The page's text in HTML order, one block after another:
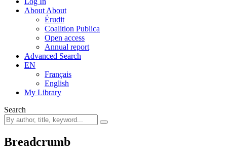
About About
Érudit
Coalition Publica
Open access
Annual report
Advanced Search
EN
Français
English
My Library
Search
Breadcrumb